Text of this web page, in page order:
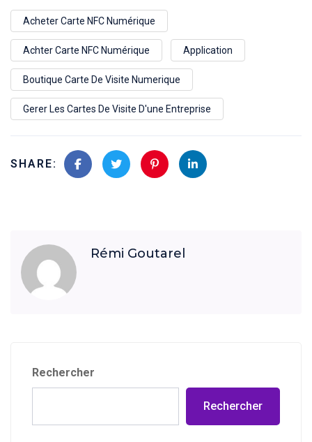
Acheter Carte NFC Numérique
Achter Carte NFC Numérique Application
Boutique Carte De Visite Numerique
Gerer Les Cartes De Visite D'une Entreprise
SHARE:
Rémi Goutarel
Rechercher
Rechercher